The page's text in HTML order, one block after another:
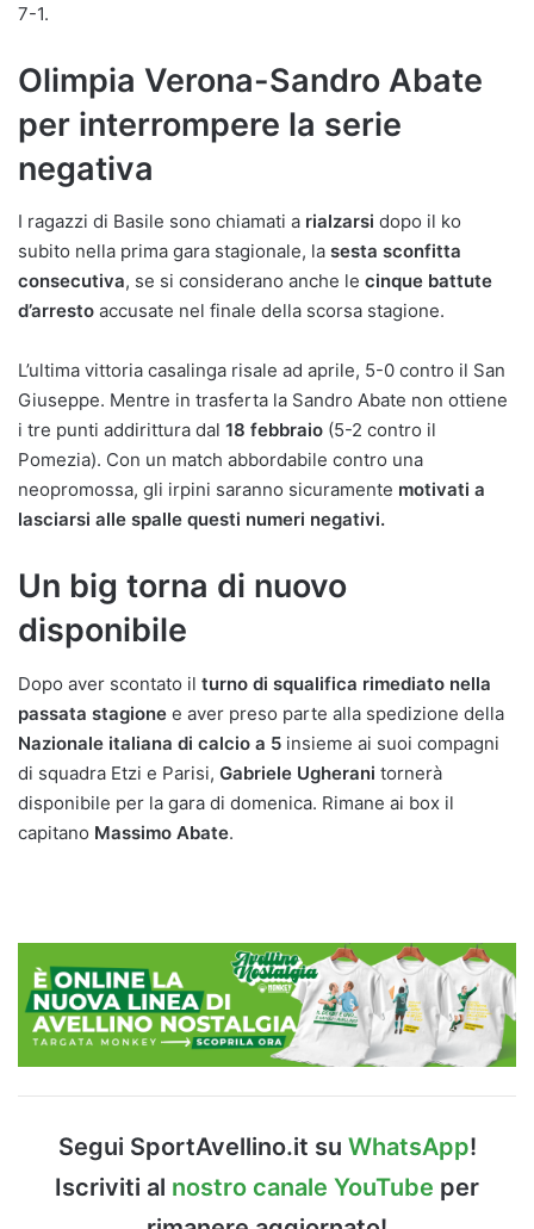
7-1.
Olimpia Verona-Sandro Abate
per interrompere la serie
negativa
I ragazzi di Basile sono chiamati a rialzarsi dopo il ko
subito nella prima gara stagionale, la sesta sconfitta
consecutiva, se si considerano anche le cinque battute
d’arresto accusate nel finale della scorsa stagione.
L’ultima vittoria casalinga risale ad aprile, 5-0 contro il San
Giuseppe. Mentre in trasferta la Sandro Abate non ottiene
i tre punti addirittura dal 18 febbraio (5-2 contro il
Pomezia). Con un match abbordabile contro una
neopromossa, gli irpini saranno sicuramente motivati a
lasciarsi alle spalle questi numeri negativi.
Un big torna di nuovo
disponibile
Dopo aver scontato il turno di squalifica rimediato nella
passata stagione e aver preso parte alla spedizione della
Nazionale italiana di calcio a 5 insieme ai suoi compagni
di squadra Etzi e Parisi, Gabriele Ugherani tornerà
disponibile per la gara di domenica. Rimane ai box il
capitano Massimo Abate.
Segui SportAvellino.it su WhatsApp!
Iscriviti al nostro canale YouTube per